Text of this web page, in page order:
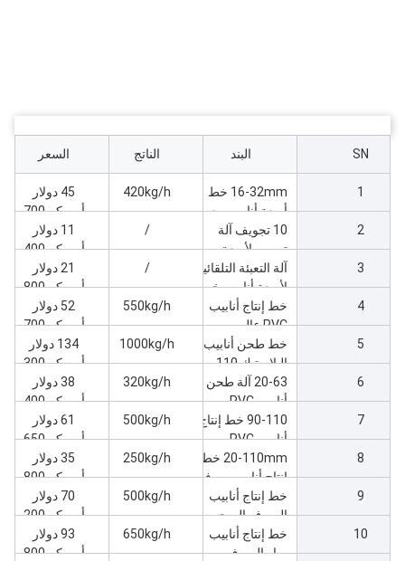
SN البند الناتج السعر
16-32mm خط
أربعة أنابيب مع
65/132-45kw
طحن
420kg/h
45 دولار
أمريكي700
2
10 تجويف آلة
تسمير لأربعة
خيوط أنابيب القناة
16-32 خط
11 دولار
أمريكي400
3
آلة التعبئة التلقائية
لأربعة أنابيب خيط
16-32 آلة
21 دولار
أمريكي800
4
خط إنتاج أنابيب
PVC عالي
السرعة 50-110
550kg/h
52 دولار
أمريكي700
5
خط طحن أنابيب
البلاستيك 110-
200 عالية السرعة
1000kg/h
134 دولار
أمريكي300
6
20-63 آلة طحن
أنابيب PVC
مزدوجة
320kg/h
38 دولار
أمريكي400
7
90-110 خط إنتاج
أنابيب PVC
مزدوجة
500kg/h
61 دولار
أمريكي650
8
20-110mm خط
إنتاج أنابيب بي في
سي الرأس مرتين
250kg/h
35 دولار
أمريكي800
9
خط إنتاج أنابيب
الصرف الصحي
110-250mm
PVC
500kg/h
70 دولار
أمريكي200
10
خط إنتاج أنابيب
مياه الصرف
650kg/h
93 دولار
أمريكي800